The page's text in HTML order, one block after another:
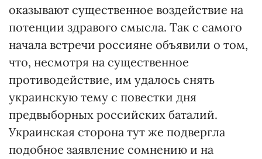
оказывают существенное воздействие на
потенции здравого смысла. Так с самого
начала встречи россияне объявили о том,
что, несмотря на существенное
противодействие, им удалось снять
украинскую тему с повестки дня
предвыборных российских баталий.
Украинская сторона тут же подвергла
подобное заявление сомнению и на